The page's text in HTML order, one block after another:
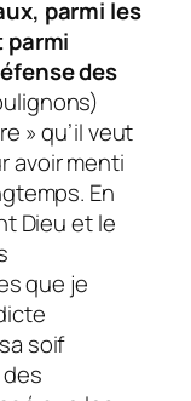
parmi les
des
» qu’il veut
avoir menti
En
Dieu et le
que je
soif